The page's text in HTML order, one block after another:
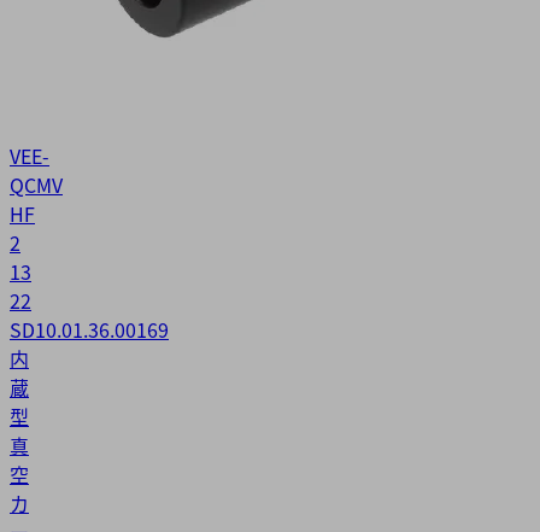
VEE-
QCMV
HF
2
13
22
SD10.01.36.00169
内
蔵
型
真
空
カ